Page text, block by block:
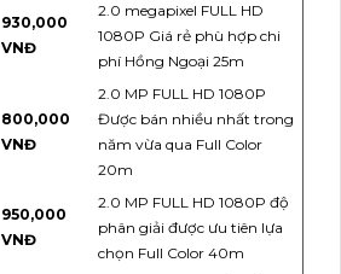
930,000
VNĐ
2.0 megapixel FULL HD
1080P Giá rẻ phù hợp chi
phí Hồng Ngoại 25m
800,000
VNĐ
2.0 MP FULL HD 1080P
Được bán nhiều nhất trong
năm vừa qua Full Color
20m
950,000
VNĐ
2.0 MP FULL HD 1080P độ
phân giải được ưu tiên lựa
chọn Full Color 40m